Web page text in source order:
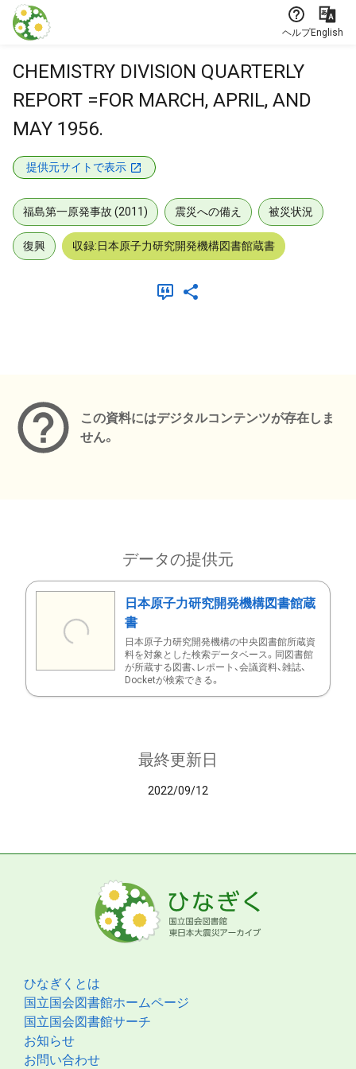
本文に飛ぶ
ヘルプEnglish
CHEMISTRY DIVISION QUARTERLY
REPORT =FOR MARCH, APRIL, AND
MAY 1956.
提供元サイトで表示
福島第一原発事故 (2011) 震災への備え 被災状況
復興 収録:日本原子力研究開発機構図書館蔵書
この資料にはデジタルコンテンツが存在しま
せん。
データの提供元
日本原子力研究開発機構図書館蔵
書
日本原子力研究開発機構の中央図書館所蔵資
料を対象とした検索データベース。同図書館
が所蔵する図書、レポート、会議資料、雑誌、
Docketが検索できる。
最終更新日
2022/09/12
ひなぎくとは
国立国会図書館ホームページ
国立国会図書館サーチ
お知らせ
お問い合わせ